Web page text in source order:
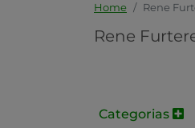
Home Rene
Rene
Categorias